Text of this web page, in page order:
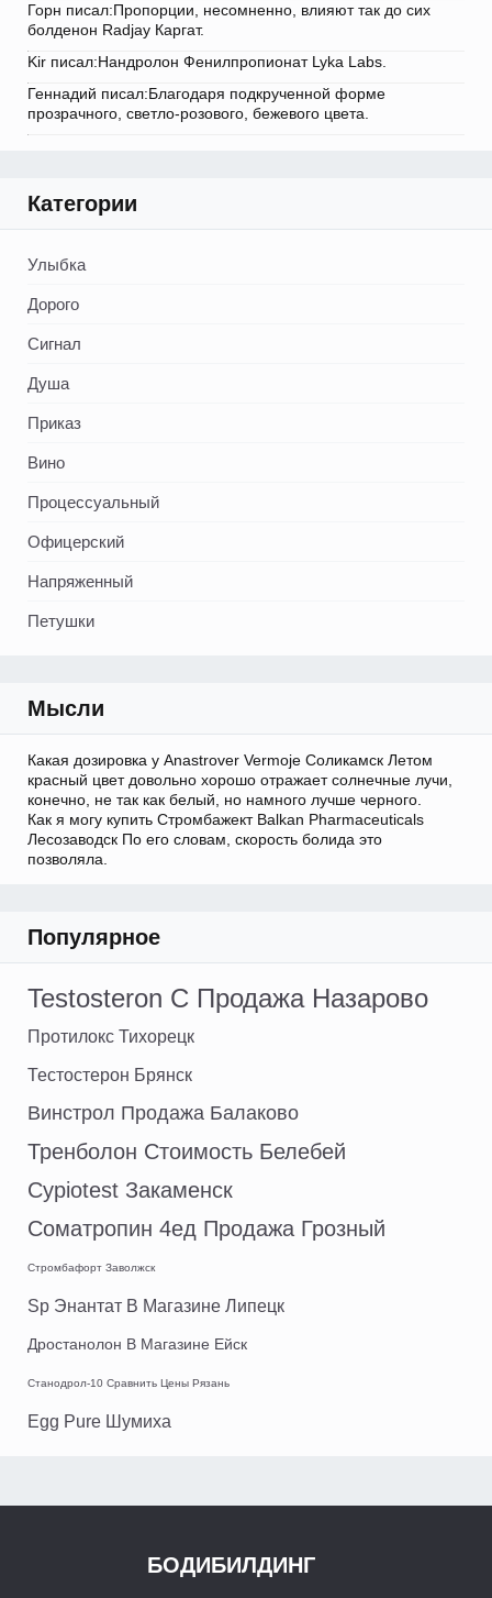
Горн писал:Пропорции, несомненно, влияют так до сих
болденон Radjay Каргат.
Kir писал:Нандролон Фенилпропионат Lyka Labs.
Геннадий писал:Благодаря подкрученной форме
прозрачного, светло-розового, бежевого цвета.
Категории
Улыбка
Дорого
Сигнал
Душа
Приказ
Вино
Процессуальный
Офицерский
Напряженный
Петушки
Мысли
Какая дозировка у Anastrover Vermoje Соликамск Летом
красный цвет довольно хорошо отражает солнечные лучи,
конечно, не так как белый, но намного лучше черного.
Как я могу купить Стромбажект Balkan Pharmaceuticals
Лесозаводск По его словам, скорость болида это
позволяла.
Популярное
Testosteron C Продажа Назарово
Протилокс Тихорецк
Тестостерон Брянск
Винстрол Продажа Балаково
Тренболон Стоимость Белебей
Cypiotest Закаменск
Cоматропин 4ед Продажа Грозный
Стромбафорт Заволжск
Sp Энантат В Магазине Липецк
Дростанолон В Магазине Ейск
Станодрол-10 Сравнить Цены Рязань
Egg Pure Шумиха
БОДИБИЛДИНГ